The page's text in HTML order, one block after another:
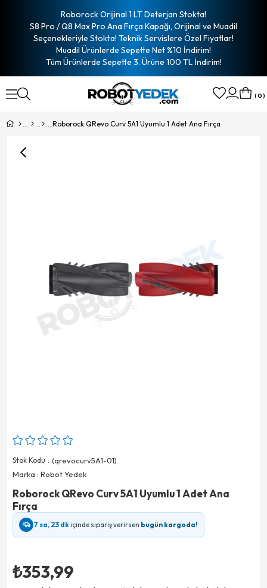
Roborock Orijinal 1 LT Deterjan Stokta!
S8 Pro / Q8 Max Pro Ana Fırça Kapağı, Orijinal ve Muadil
Seçenekleriyle Stokta! Teknik Servislere Özel Fiyatlar!
Muadil Ürünlerde Sepette Net %10 İndirim!
Tüm Ürünlerde Sepette 3. Ürüne 100 TL İndirim!
0
Roborock QRevo Curv 5A1 Uyumlu 1 Adet Ana Fırça
Stok Kodu
(qrevocurv5A1-01)
Marka : Robot Yedek
Roborock QRevo Curv 5A1 Uyumlu 1 Adet Ana
Fırça
7 sa, 23 dkiçinde sipariş verirsen bugün kargoda!
₺353,99